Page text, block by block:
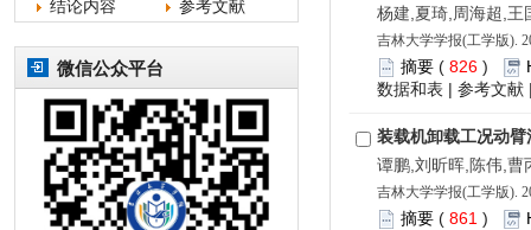
结论内容
参考文献
微信公众平台
杨建,夏琦,周海超,王
吉林大学学报(工学版).
摘要 ( 826 )
数据和表 | 参考文献
装载机卸载工况动
谭鹏,刘昕晖,陈伟,曹
吉林大学学报(工学版).
摘要 ( 861 )